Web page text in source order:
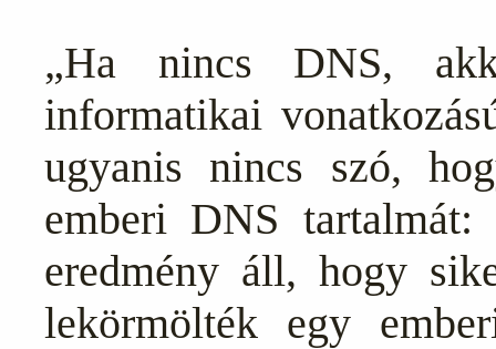
„Ha nincs DNS,
informatikai
ugyanis nincs szó,
emberi DNS
eredmény áll, hogy
lekörmölték egy